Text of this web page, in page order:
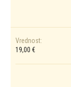
Vrednost:
19,00 €